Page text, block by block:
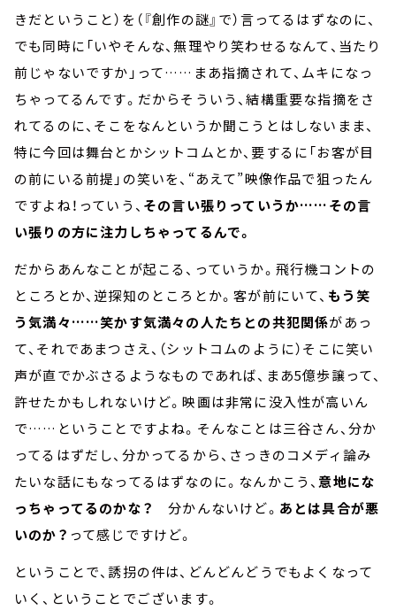
きだということ）を（『創作の謎』で）言ってるはずなのに、
でも同時に「いやそんな、無理やり笑わせるなんて、当たり
前じゃないですか」って……まあ指摘されて、ムキになっ
ちゃってるんです。だからそういう、結構重要な指摘をさ
れてるのに、そこをなんというか聞こうとはしないまま、
特に今回は舞台とかシットコムとか、要するに「お客が目
の前にいる前提」の笑いを、“あえて”映像作品で狙ったん
ですよね！っていう、 その言い張りっていうか……その言
い張りの方に注力しちゃってるんで。
だからあんなことが起こる、っていうか。飛行機コントの
ところとか、逆探知のところとか。客が前にいて、 もう笑
う気満々……笑かす気満々の人たちとの共犯関係があっ
て、それであまつさえ、（シットコムのように）そこに笑い
声が直でかぶさるようなものであれば、まあ5億歩譲って、
許せたかもしれないけど。映画は非常に没入性が高いん
で……ということですよね。そんなことは三谷さん、分か
ってるはずだし、分かってるから、さっきのコメディ論み
たいな話にもなってるはずなのに。なんかこう、意地にな
っちゃってるのかな？分かんないけど。 あとは具合が悪
いのか？ って感じですけど。
ということで、誘拐の件は、どんどんどうでもよくなって
いく、ということでございます。